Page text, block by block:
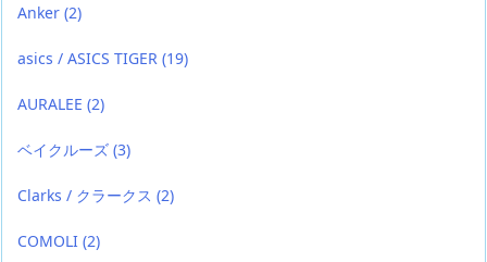
Anker (2)
asics / ASICS TIGER (19)
AURALEE (2)
ベイクルーズ (3)
Clarks / クラークス (2)
COMOLI (2)